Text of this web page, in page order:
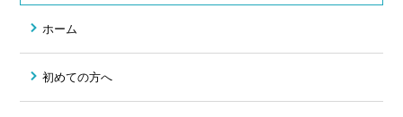
ホーム
初めての方へ